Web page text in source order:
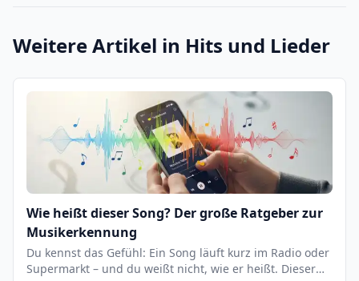
Weitere Artikel in Hits und Lieder
Wie heißt dieser Song? Der große Ratgeber zur
Musikerkennung
Du kennst das Gefühl: Ein Song läuft kurz im Radio oder
Supermarkt – und du weißt nicht, wie er heißt. Dieser